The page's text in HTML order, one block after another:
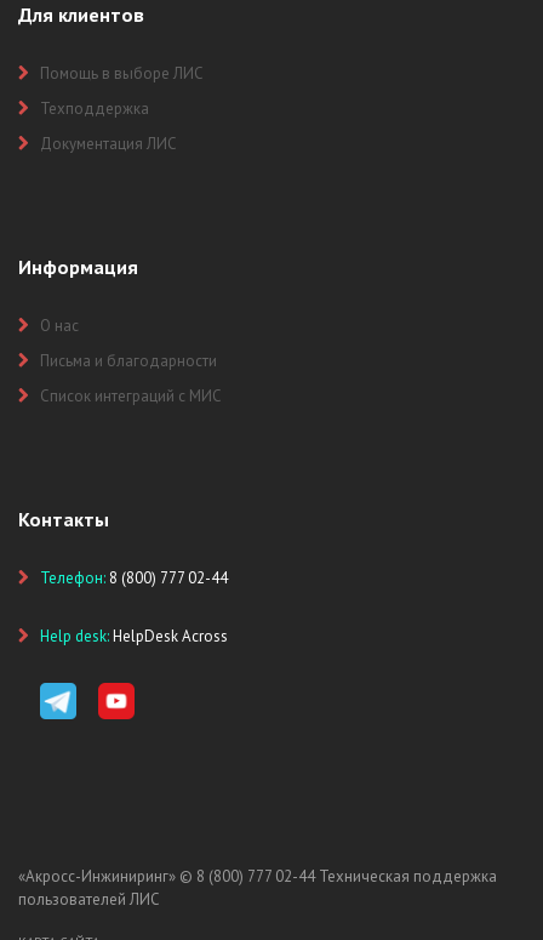
Для клиентов
Помощь в выборе ЛИС
Техподдержка
Документация ЛИС
Информация
О нас
Письма и благодарности
Список интеграций с МИС
Контакты
Телефон: 8 (800) 777 02-44
Help desk:HelpDesk Across
«Акросс-Инжиниринг» © 8 (800) 777 02-44 Техническая поддержка
пользователей ЛИС